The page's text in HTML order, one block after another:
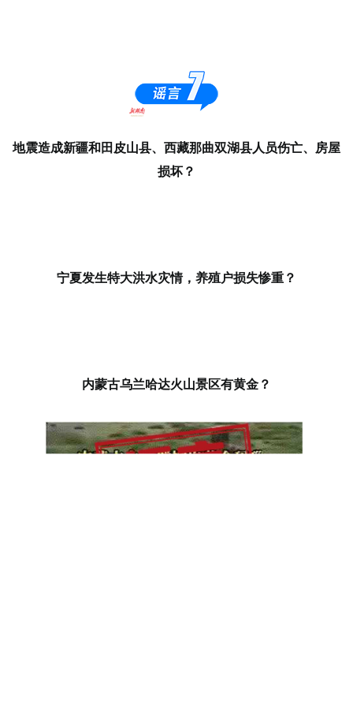
地震造成新疆和田皮山县、西藏那曲双湖县人员伤亡、房屋
损坏？
宁夏发生特大洪水灾情，养殖户损失惨重？
内蒙古乌兰哈达火山景区有黄金？